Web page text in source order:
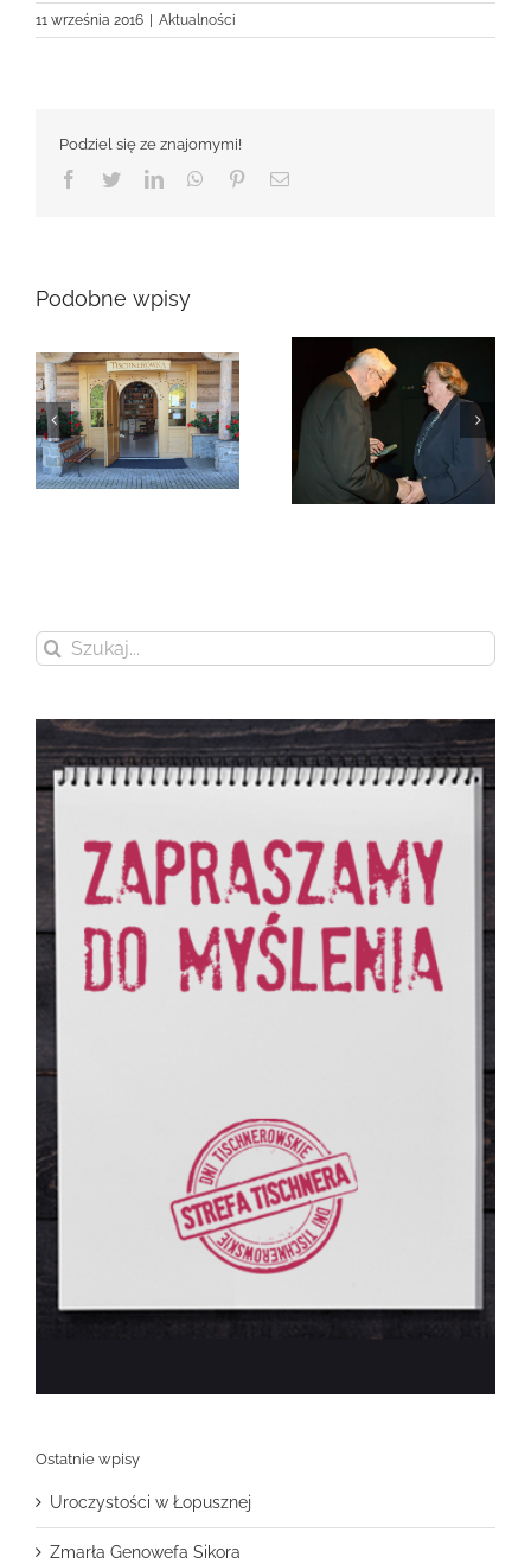
11 września 2016 Aktualności
Podziel się ze znajomymi!
Facebook
TwitterLinkedInWhatsApp
PinterestEmail
Podobne wpisy
Zmarła Genowefa
Sikora
Zmarła Wanda
Czubernatowa
Szukaj
Ostatnie wpisy
Uroczystości w Łopusznej
Zmarła Genowefa Sikora